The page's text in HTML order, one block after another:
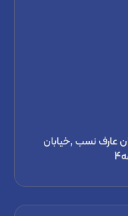
عارف نسب ,خیابان